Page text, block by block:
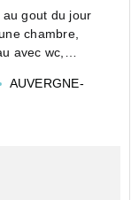
gout du jour
chambre,
avec wc,
47...
AUVERGNE-